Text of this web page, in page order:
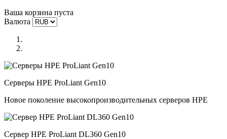
Ваша корзина пуста
Валюта
Серверы HPE ProLiant Gen10
Новое поколение высокопроизводительных серверов HPE
Сервер HPE ProLiant DL360 Gen10